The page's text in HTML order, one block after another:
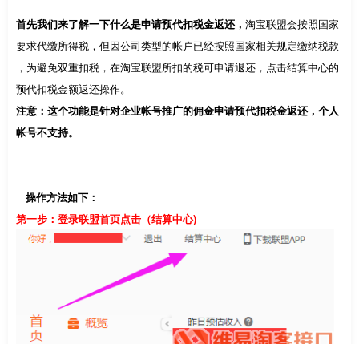
首先我们来了解一下什么是申请预代扣税金返还， 淘宝联盟会按照国家
要求代缴所得税，但因公司类型的帐户已经按照国家相关规定缴纳税款
，为避免双重扣税，在淘宝联盟所扣的税可申请退还，点击结算中心的
预代扣税金额返还操作。
注意：这个功能是针对企业帐号推广的佣金申请预代扣税金返还，个人
帐号不支持。
操作方法如下：
第一步：登录联盟首页点击（结算中心)